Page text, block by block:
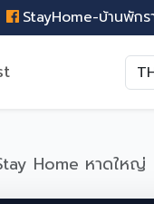
StayHome-บ้านพักร
Home หาดใหญ่